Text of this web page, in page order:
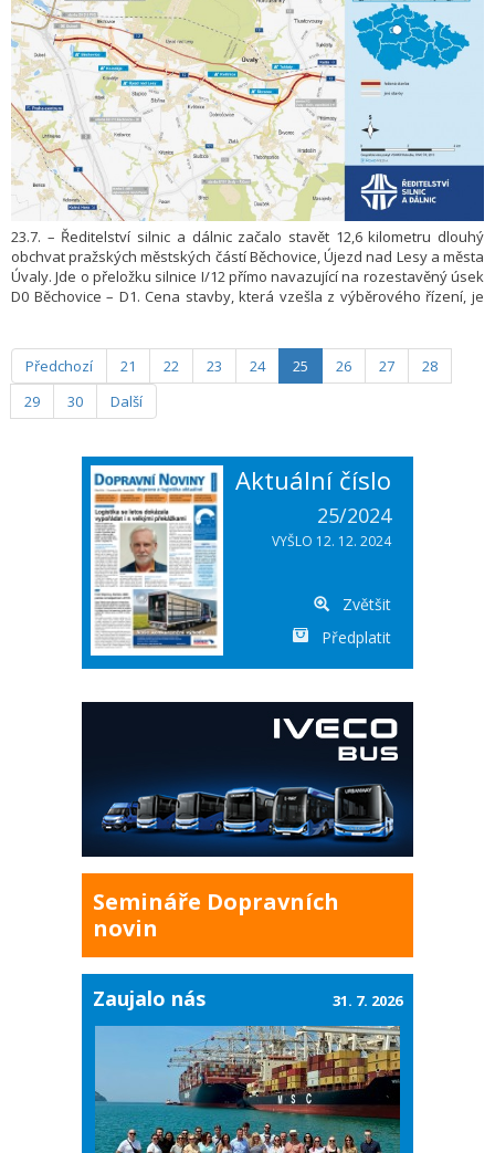
23.7. – Ředitelství silnic a dálnic začalo stavět 12,6 kilometru dlouhý
obchvat pražských městských částí Běchovice, Újezd nad Lesy a města
Úvaly. Jde o přeložku silnice I/12 přímo navazující na rozestavěný úsek
D0 Běchovice – D1. Cena stavby, která vzešla z výběrového řízení, je
Předchozí
21 22 23 24 25 26 27
28
29
30 Další
Aktuální číslo
25/2024
VYŠLO 12. 12. 2024
Zvětšit
Předplatit
Semináře Dopravních
novin
Zaujalo nás 31. 7. 2026